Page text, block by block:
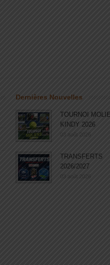
Dernières Nouvelles
TOURNOI
KINDY 2026
03 août 2026
TRANSFERTS
2026/2027
03 août 2026